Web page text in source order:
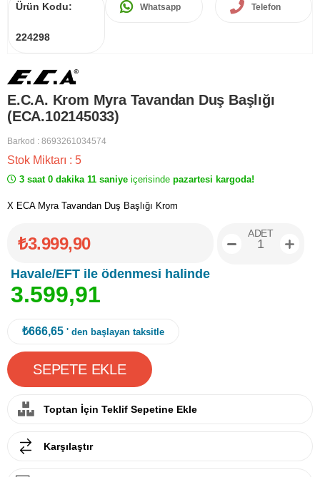
Ürün Kodu:
224298
Whatsapp Telefon
E.C.A. Krom Myra Tavandan Duş Başlığı
(ECA.102145033)
Barkod : 8693261034574
Stok Miktarı : 5
3 saat 0 dakika 11 saniye içerisinde pazartesi kargoda!
X ECA Myra Tavandan Duş Başlığı Krom
₺3.999,90
Havale/EFT ile ödenmesi halinde
3.599,91
ADET
₺666,65 ' den başlayan taksitle
Toptan İçin Teklif Sepetine Ekle
Karşılaştır